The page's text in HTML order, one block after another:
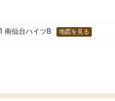
南仙台ハイツB 地図を見る